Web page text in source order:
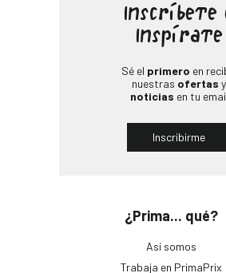
¿Prima... qué?
Así somos
Trabaja en PrimaPrix
Inscríbete
Inspírate
Sé el primero en
nuestras ofertas y
noticias en tu
Inscribirme